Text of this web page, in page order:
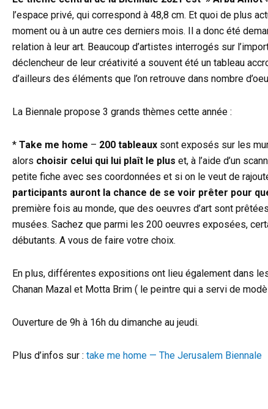
l’espace privé, qui correspond à 48,8 cm. Et quoi de plus
moment ou à un autre ces derniers mois. Il a donc été
relation à leur art. Beaucoup d’artistes interrogés sur
déclencheur de leur créativité a souvent été un tableau
d’ailleurs des éléments que l’on retrouve dans nombre
La Biennale propose 3 grands thèmes cette année :
* Take me home – 200 tableaux sont exposés sur les
alors choisir celui qui lui plaît le plus et, à l’aide d’un
petite fiche avec ses coordonnées et si on le veut de
participants auront la chance de se voir prêter pour
première fois au monde, que des oeuvres d’art sont
musées. Sachez que parmi les 200 oeuvres exposées,
débutants. A vous de faire votre choix.
En plus, différentes expositions ont lieu également dans
Chanan Mazal et Motta Brim ( le peintre qui a servi de
Ouverture de 9h à 16h du dimanche au jeudi.
Plus d’infos sur : take me home — The Jerusalem Biennale